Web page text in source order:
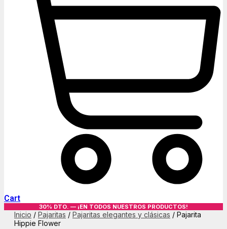
Cart
30% DTO. — ¡EN TODOS NUESTROS PRODUCTOS!
Inicio / Pajaritas / Pajaritas elegantes y clásicas / Pajarita
Hippie Flower